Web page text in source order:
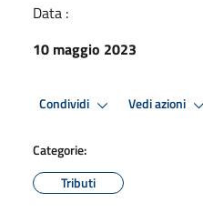
Data :
10 maggio 2023
Condividi Vedi azioni
Categorie:
Tributi